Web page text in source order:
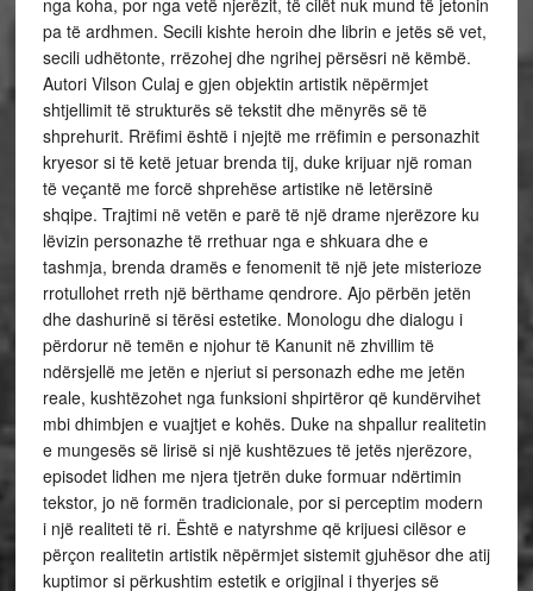
nga koha, por nga vetë njerëzit, të cilët nuk mund të jetonin
pa të ardhmen. Secili kishte heroin dhe librin e jetës së vet,
secili udhëtonte, rrëzohej dhe ngrihej përsësri në këmbë.
Autori Vilson Culaj e gjen objektin artistik nëpërmjet
shtjellimit të strukturës së tekstit dhe mënyrës së të
shprehurit. Rrëfimi është i njejtë me rrëfimin e personazhit
kryesor si të ketë jetuar brenda tij, duke krijuar një roman
të veçantë me forcë shprehëse artistike në letërsinë
shqipe. Trajtimi në vetën e parë të një drame njerëzore ku
lëvizin personazhe të rrethuar nga e shkuara dhe e
tashmja, brenda dramës e fenomenit të një jete misterioze
rrotullohet rreth një bërthame qendrore. Ajo përbën jetën
dhe dashurinë si tërësi estetike. Monologu dhe dialogu i
përdorur në temën e njohur të Kanunit në zhvillim të
ndërsjellë me jetën e njeriut si personazh edhe me jetën
reale, kushtëzohet nga funksioni shpirtëror që kundërvihet
mbi dhimbjen e vuajtjet e kohës. Duke na shpallur realitetin
e mungesës së lirisë si një kushtëzues të jetës njerëzore,
episodet lidhen me njera tjetrën duke formuar ndërtimin
tekstor, jo në formën tradicionale, por si perceptim modern
i një realiteti të ri. Është e natyrshme që krijuesi cilësor e
përçon realitetin artistik nëpërmjet sistemit gjuhësor dhe atij
kuptimor si përkushtim estetik e origjinal i thyerjes së